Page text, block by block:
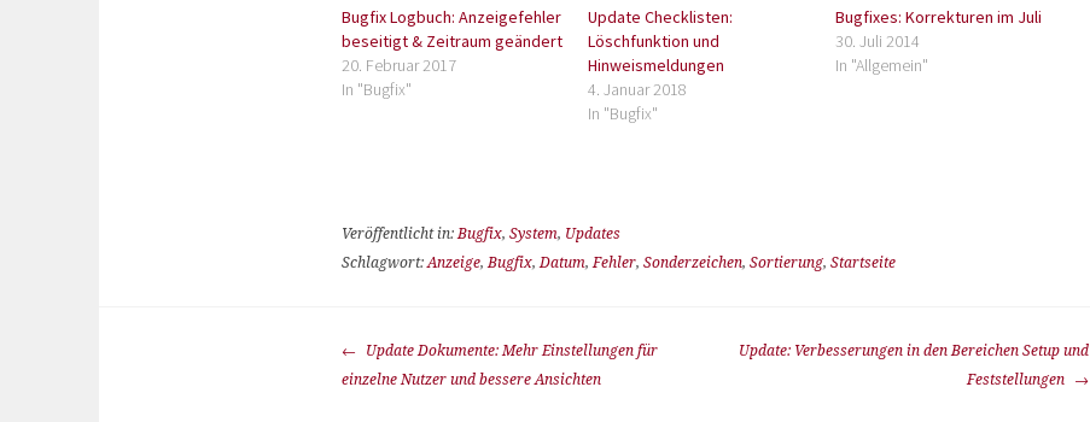
Bugfix Logbuch: Anzeigefehler
beseitigt & Zeitraum geändert
20. Februar 2017
In "Bugfix"
Update Checklisten:
Löschfunktion und
Hinweismeldungen
4. Januar 2018
In "Bugfix"
Bugfixes: Korrekturen im Juli
30. Juli 2014
In "Allgemein"
Veröffentlicht in:Bugfix, System, Updates
Schlagwort:Anzeige,Bugfix,Datum,Fehler, Sonderzeichen, Sortierung, Startseite
Update Dokumente: Mehr Einstellungen für
einzelne Nutzer und bessere Ansichten
Update: Verbesserungen in den Bereichen Setup und
Feststellungen